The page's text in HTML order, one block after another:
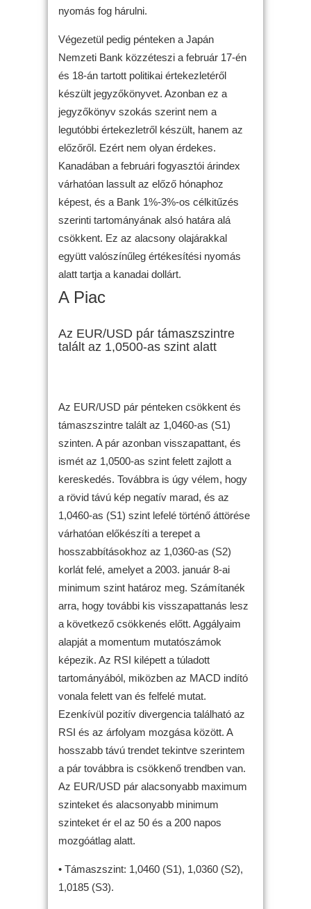
nyomás fog hárulni.
Végezetül pedig pénteken a Japán
Nemzeti Bank közzéteszi a február 17-én
és 18-án tartott politikai értekezletéről
készült jegyzőkönyvet. Azonban ez a
jegyzőkönyv szokás szerint nem a
legutóbbi értekezletről készült, hanem az
előzőről. Ezért nem olyan érdekes.
Kanadában a februári fogyasztói árindex
várhatóan lassult az előző hónaphoz
képest, és a Bank 1%-3%-os célkitűzés
szerinti tartományának alsó határa alá
csökkent. Ez az alacsony olajárakkal
együtt valószínűleg értékesítési nyomás
alatt tartja a kanadai dollárt.
A Piac
Az EUR/USD pár támaszszintre
talált az 1,0500-as szint alatt
Az EUR/USD pár pénteken csökkent és
támaszszintre talált az 1,0460-as (S1)
szinten. A pár azonban visszapattant, és
ismét az 1,0500-as szint felett zajlott a
kereskedés. Továbbra is úgy vélem, hogy
a rövid távú kép negatív marad, és az
1,0460-as (S1) szint lefelé történő áttörése
várhatóan előkészíti a terepet a
hosszabbításokhoz az 1,0360-as (S2)
korlát felé, amelyet a 2003. január 8-ai
minimum szint határoz meg. Számítanék
arra, hogy további kis visszapattanás lesz
a következő csökkenés előtt. Aggályaim
alapját a momentum mutatószámok
képezik. Az RSI kilépett a túladott
tartományából, miközben az MACD indító
vonala felett van és felfelé mutat.
Ezenkívül pozitív divergencia található az
RSI és az árfolyam mozgása között. A
hosszabb távú trendet tekintve szerintem
a pár továbbra is csökkenő trendben van.
Az EUR/USD pár alacsonyabb maximum
szinteket és alacsonyabb minimum
szinteket ér el az 50 és a 200 napos
mozgóátlag alatt.
• Támaszszint: 1,0460 (S1), 1,0360 (S2),
1,0185 (S3).